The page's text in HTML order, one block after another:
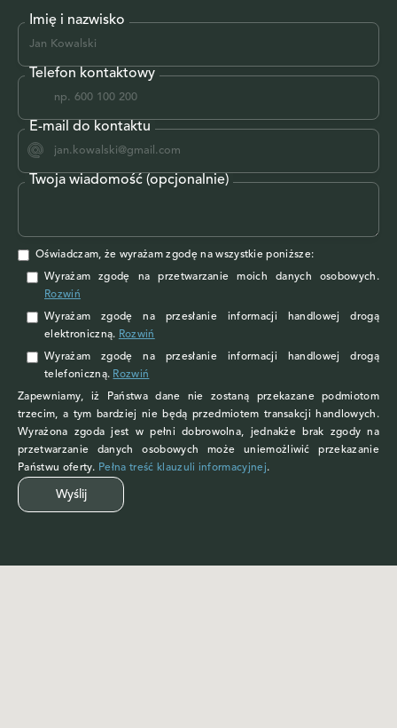
Imię i nazwisko
Telefon kontaktowy
E-mail do kontaktu
Twoja wiadomość (opcjonalnie)
Oświadczam, że wyrażam zgodę na wszystkie poniższe:
Wyrażam zgodę na przetwarzanie moich danych osobowych .
Rozwiń
Wyrażam zgodęna przesłanie informacji handlowej drogą
elektroniczną. Rozwiń
Wyrażam zgodęna przesłanie informacji handlowej drogą
telefoniczną. Rozwiń
Zapewniamy, iż Państwa dane nie zostaną przekazane podmiotom
trzecim, a tym bardziej nie będą przedmiotem transakcji handlowych.
Wyrażona zgoda jest w pełni dobrowolna, jednakże brak zgody na
przetwarzanie danych osobowych może uniemożliwić przekazanie
Państwu oferty. Pełna treść klauzuli informacyjnej.